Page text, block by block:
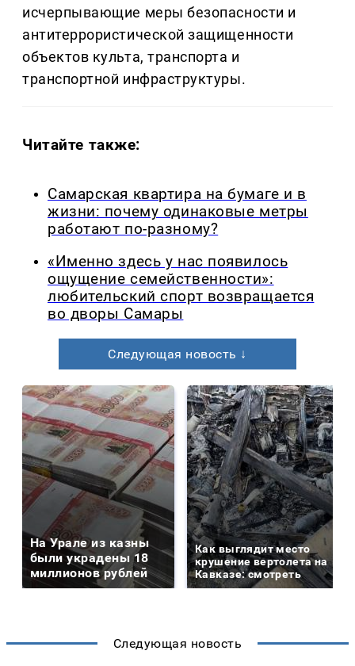
исчерпывающие меры безопасности и
антитеррористической защищенности
объектов культа, транспорта и
транспортной инфраструктуры.
Читайте также:
Самарская квартира на бумаге и в
жизни: почему одинаковые метры
работают по-разному?
«Именно здесь у нас появилось
ощущение семейственности»:
любительский спорт возвращается
во дворы Самары
Следующая новость ↓
На Урале из казны
были украдены 18
миллионов рублей
Как выглядит место
крушение вертолета на
Кавказе: смотреть
Следующая новость